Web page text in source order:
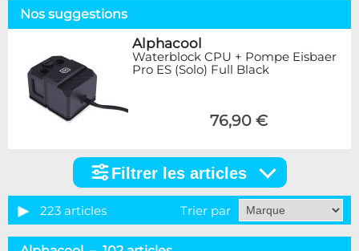
Nos suggestions
Alphacool
Waterblock CPU + Pompe Eisbaer
Pro ES (Solo) Full Black
76,90 €
articles
Catégorie
Filtrer les articles
223 articles Trier par